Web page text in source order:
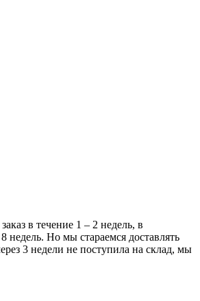
в течение 1 – 2 недель, в
недель. Но мы стараемся доставлять
3 недели не поступила на склад, мы